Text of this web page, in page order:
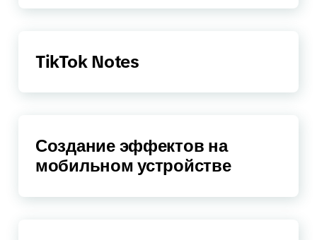
TikTok Notes
Создание эффектов на
мобильном устройстве